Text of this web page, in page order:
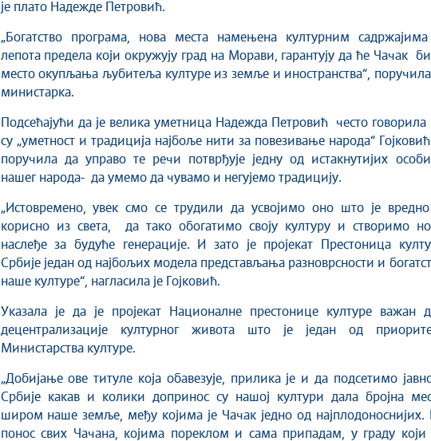
је плато Надежде Петровић.
„Богатство програма, нова места намењена културним
лепота предела који окружују град на Морави, гарантују да ће Чачак
место окупљања љубитеља културе из земље и иностранства“, поручила
министарка.
Подсећајући да је велика уметница Надежда Петровић често говорила
су „уметност и традиција најбоље нити за повезивање народа“ Гојковић
поручила да управо те речи потврђује једну од истакнутијих
нашег народа- да умемо да чувамо и негујемо традицију.
„Истовремено, увек смо се трудили да усвојимо оно што је
корисно из света, да тако обогатимо своју културу и створимо
наслеђе за будуће генерације. И зато је пројекат Престоница
Србије један од најбољих модела представљања разноврсности и
наше културе“, нагласила је Гојковић.
Указала је да је пројекат Националне престонице културе важан
децентрализације културног живота што је један од
Министарства културе.
„Добијање ове титуле која обавезује, прилика је и да подсетимо
Србије какав и колики допринос су нашој култури дала бројна
широм наше земље, међу којима је Чачак једно од најплодоноснијих.
понос свих Чачана, којима пореклом и сама припадам, у граду који